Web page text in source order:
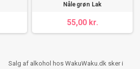
Nålegrøn Lak
55,00 kr.
Salg af alkohol hos WakuWaku.dk sker i